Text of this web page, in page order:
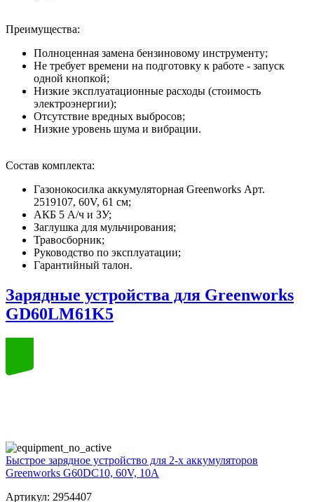
Преимущества:
Полноценная замена бензиновому инструменту;
Не требует времени на подготовку к работе - запуск
одной кнопкой;
Низкие эксплуатационные расходы (стоимость
электроэнергии);
Отсутствие вредных выбросов;
Низкие уровень шума и вибрации.
Состав комплекта:
Газонокосилка аккумуляторная Greenworks Арт.
2519107, 60V, 61 см;
АКБ 5 А/ч и ЗУ;
Заглушка для мульчирования;
Травосборник;
Руководство по эксплуатации;
Гарантийный талон.
Зарядные устройства для Greenworks
GD60LM61K5
Быстрое зарядное устройство для 2-х аккумуляторов
Greenworks G60DC10, 60V, 10A
Артикул: 2954407